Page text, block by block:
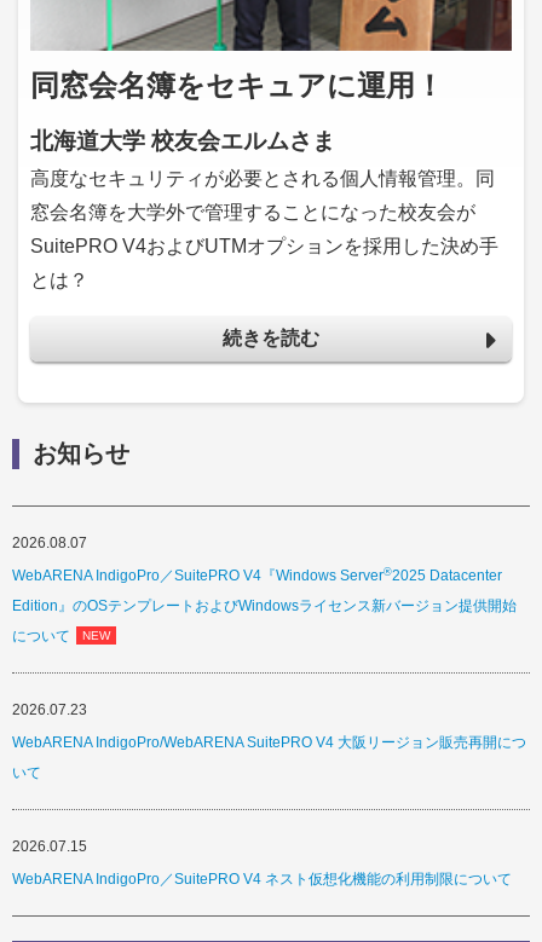
同窓会名簿をセキュアに運用！
北海道大学 校友会エルムさま
高度なセキュリティが必要とされる個人情報管理。同
窓会名簿を大学外で管理することになった校友会が
SuitePRO V4およびUTMオプションを採用した決め手
とは？
続きを読む
お知らせ
2026.08.07
WebARENA IndigoPro／SuitePRO V4『Windows Server®2025 Datacenter
Edition』のOSテンプレートおよびWindowsライセンス新バージョン提供開始
について
2026.07.23
WebARENA IndigoPro/WebARENA SuitePRO V4 大阪リージョン販売再開につ
いて
2026.07.15
WebARENA IndigoPro／SuitePRO V4 ネスト仮想化機能の利用制限について